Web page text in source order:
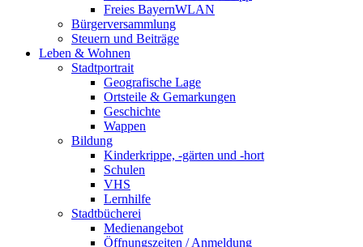
Freies BayernWLAN
Bürgerversammlung
Steuern und Beiträge
Leben & Wohnen
Stadtportrait
Geografische Lage
Ortsteile & Gemarkungen
Geschichte
Wappen
Bildung
Kinderkrippe, -gärten und -hort
Schulen
VHS
Lernhilfe
Stadtbücherei
Medienangebot
Öffnungszeiten / Anmeldung